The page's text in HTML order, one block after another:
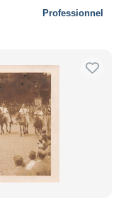
Professionnel